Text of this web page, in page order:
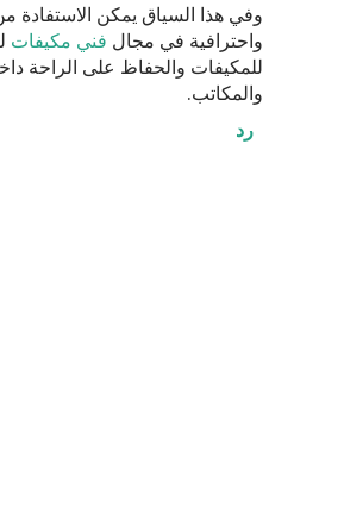
وفي هذا السياق يمكن الاستفادة
واحترافية في مجال فني مكيفات
للمكيفات والحفاظ على الراحة
والمكاتب.
رد